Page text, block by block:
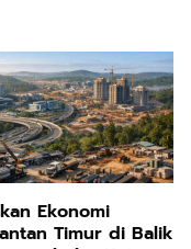
Ekonomi
Timur di Balik